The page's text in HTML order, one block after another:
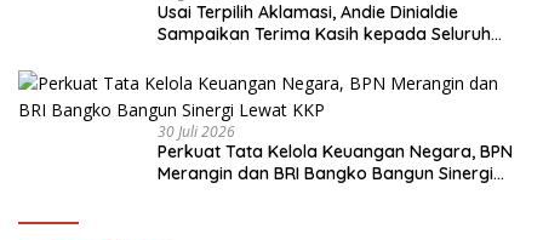
Usai Terpilih Aklamasi, Andie Dinialdie
Sampaikan Terima Kasih kepada Seluruh
30 Juli 2026
Perkuat Tata Kelola Keuangan Negara, BPN
Merangin dan BRI Bangko Bangun Sinergi